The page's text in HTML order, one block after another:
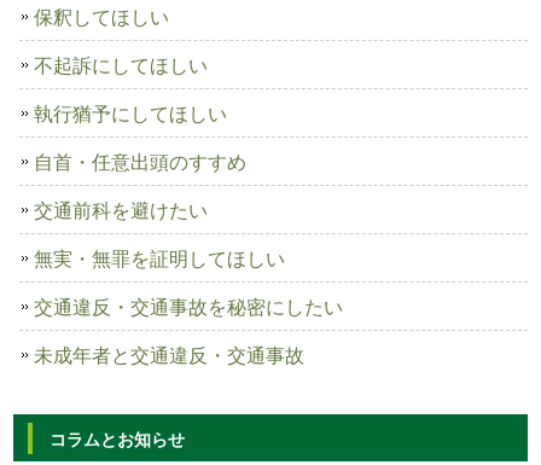
保釈してほしい
不起訴にしてほしい
執行猶予にしてほしい
自首・任意出頭のすすめ
交通前科を避けたい
無実・無罪を証明してほしい
交通違反・交通事故を秘密にしたい
未成年者と交通違反・交通事故
コラムとお知らせ